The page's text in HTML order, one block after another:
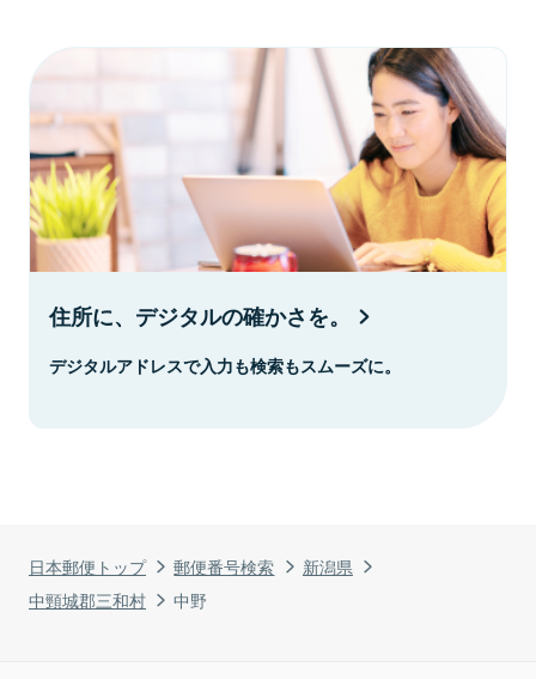
日本郵便トップ 郵便番号検索
新潟県
中頸城郡三和村
中野
住所に、デジタルの確かさを。
デジタルアドレスで入力も検索もスムーズに。